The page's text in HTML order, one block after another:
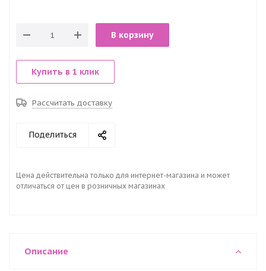
В корзину
Купить в 1 клик
Рассчитать доставку
Поделиться
Цена действительна только для интернет-магазина и может
отличаться от цен в розничных магазинах
Описание